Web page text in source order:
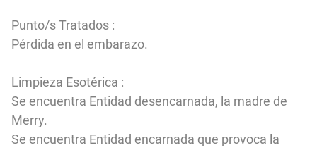
Punto/s Tratados :
Pérdida en el embarazo.
Limpieza Esotérica :
Se encuentra Entidad desencarnada, la madre de
Merry.
Se encuentra Entidad encarnada que provoca la